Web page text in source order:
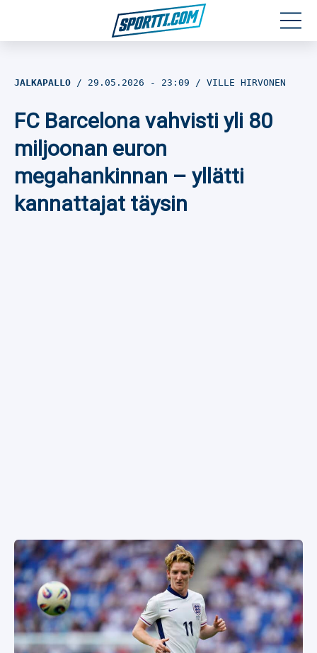
Jalkapallo
Yleisurheilu
Talviurheilu
JALKAPALLO 29.05.2026 - 23:09 VILLE HIRVONEN
FC Barcelona vahvisti yli 80
miljoonan euron
megahankinnan – yllätti
kannattajat täysin